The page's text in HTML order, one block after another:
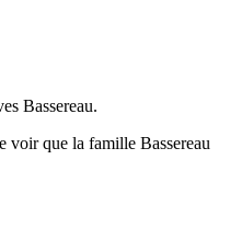
Bassereau.
voir que la famille Bassereau